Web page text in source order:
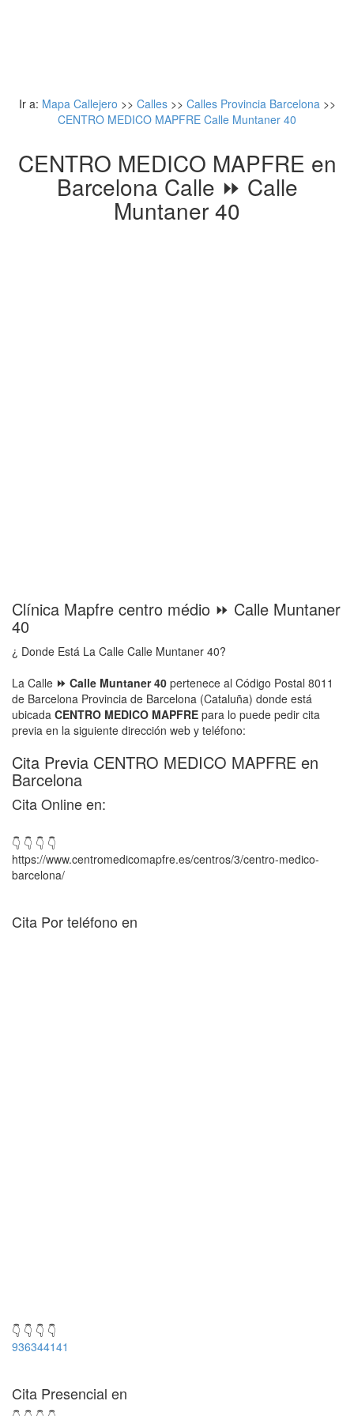
Ir a: Mapa Callejero >> Calles >> Calles Provincia Barcelona >>
CENTRO MEDICO MAPFRE Calle Muntaner 40
CENTRO MEDICO MAPFRE en
Barcelona Calle ⏩ Calle
Muntaner 40
Clínica Mapfre centro médio ⏩ Calle Muntaner
40
¿ Donde Está La Calle Calle Muntaner 40?
La Calle ⏩ Calle Muntaner 40 pertenece al Código Postal 8011
de Barcelona Provincia de Barcelona (Cataluña) donde está
ubicada CENTRO MEDICO MAPFRE para lo puede pedir cita
previa en la siguiente dirección web y teléfono:
Cita Previa CENTRO MEDICO MAPFRE en
Barcelona
Cita Online en:
👇 👇 👇 👇
https://www.centromedicomapfre.es/centros/3/centro-medico-
barcelona/
Cita Por teléfono en
👇 👇 👇 👇
936344141
Cita Presencial en